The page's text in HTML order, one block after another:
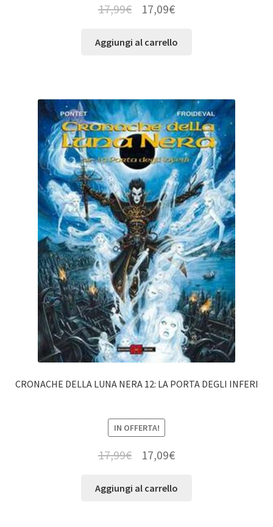
17,99€ 17,09€
Aggiungi al carrello
CRONACHE DELLA LUNA NERA 12: LA PORTA DEGLI INFERI
IN OFFERTA!
17,99€ 17,09€
Aggiungi al carrello